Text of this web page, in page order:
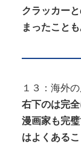
クラッカー
まったことも
１３：海外
右下のは完全
漫画家も完
はよくあるこ